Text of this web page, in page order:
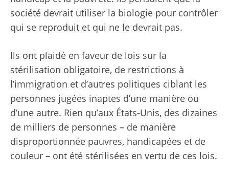
société devrait utiliser la biologie pour contrôler
qui se reproduit et qui ne le devrait pas.
Ils ont plaidé en faveur de lois sur la
stérilisation obligatoire, de restrictions à
l’immigration et d’autres politiques ciblant les
personnes jugées inaptes d’une manière ou
d’une autre. Rien qu’aux États-Unis, des dizaines
de milliers de personnes – de manière
disproportionnée pauvres, handicapées et de
couleur – ont été stérilisées en vertu de ces lois.